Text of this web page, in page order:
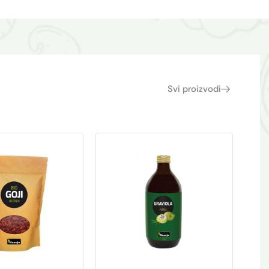
Svi proizvodi